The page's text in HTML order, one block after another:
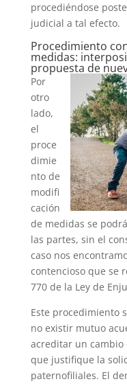
procediéndose
judicial a tal efecto.
Procedimiento
medidas:
propuesta de
Por
otro
lado,
el
proce
dimie
nto de
modifi
cación
de medidas se
las partes, sin el
caso nos
contencioso que se
770 de la Ley de
Este procedimiento
no existir mutuo
acreditar un cambio
que justifique la
paternofiliales. El